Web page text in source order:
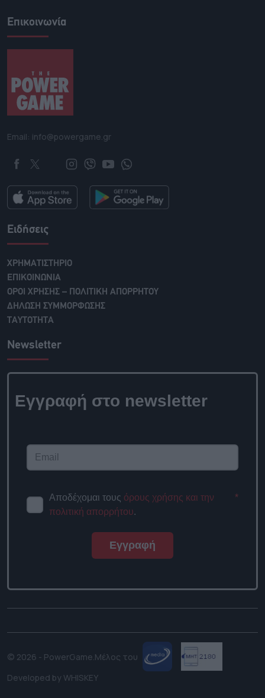
Επικοινωνία
Email: info@powergame.gr
Ειδήσεις
ΧΡΗΜΑΤΙΣΤΗΡΙΟ
ΕΠΙΚΟΙΝΩΝΙΑ
ΟΡΟΙ ΧΡΗΣΗΣ – ΠΟΛΙΤΙΚΗ ΑΠΟΡΡΗΤΟΥ
ΔΗΛΩΣΗ ΣΥΜΜΟΡΦΩΣΗΣ
ΤΑΥΤΟΤΗΤΑ
Newsletter
Εγγραφή στο newsletter
Αποδέχομαι τους όρους χρήσης και την
πολιτική απορρήτου.
*
Εγγραφή
© 2026 - PowerGame. Μέλος του
Developed by WHISKEY